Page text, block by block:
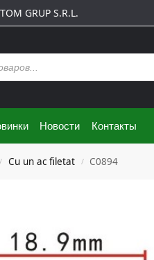
GRUP S.R.L.
Новости Контакты
/ Cu un ac filetat / C0894